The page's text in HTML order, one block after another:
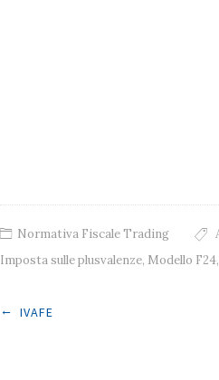
Normativa Fiscale Trading
Imposta sulle plusvalenze, Modello F24,
Post navigation
← IVAFE